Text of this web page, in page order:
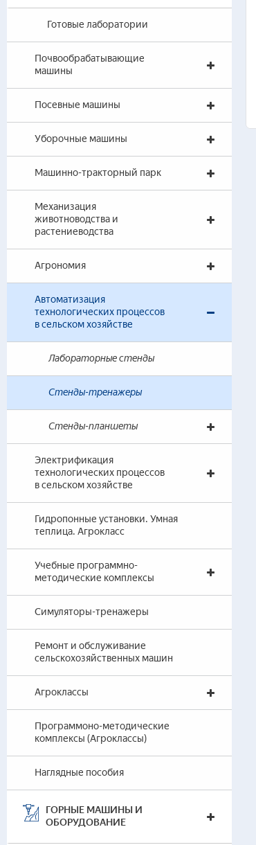
Готовые лаборатории
Почвообрабатывающие
машины
Посевные машины
Уборочные машины
Машинно-тракторный парк
Механизация
животноводства и
растениеводства
Агрономия
Автоматизация
технологических процессов
в сельском хозяйстве
Лабораторные стенды
Стенды-тренажеры
Стенды-планшеты
Электрификация
технологических процессов
в сельском хозяйстве
Гидропонные установки. Умная
теплица. Агрокласс
Учебные программно-
методические комплексы
Симуляторы-тренажеры
Ремонт и обслуживание
сельскохозяйственных машин
Агроклассы
Программоно-методические
комплексы (Агроклассы)
Наглядные пособия
ГОРНЫЕ МАШИНЫ И
ОБОРУДОВАНИЕ